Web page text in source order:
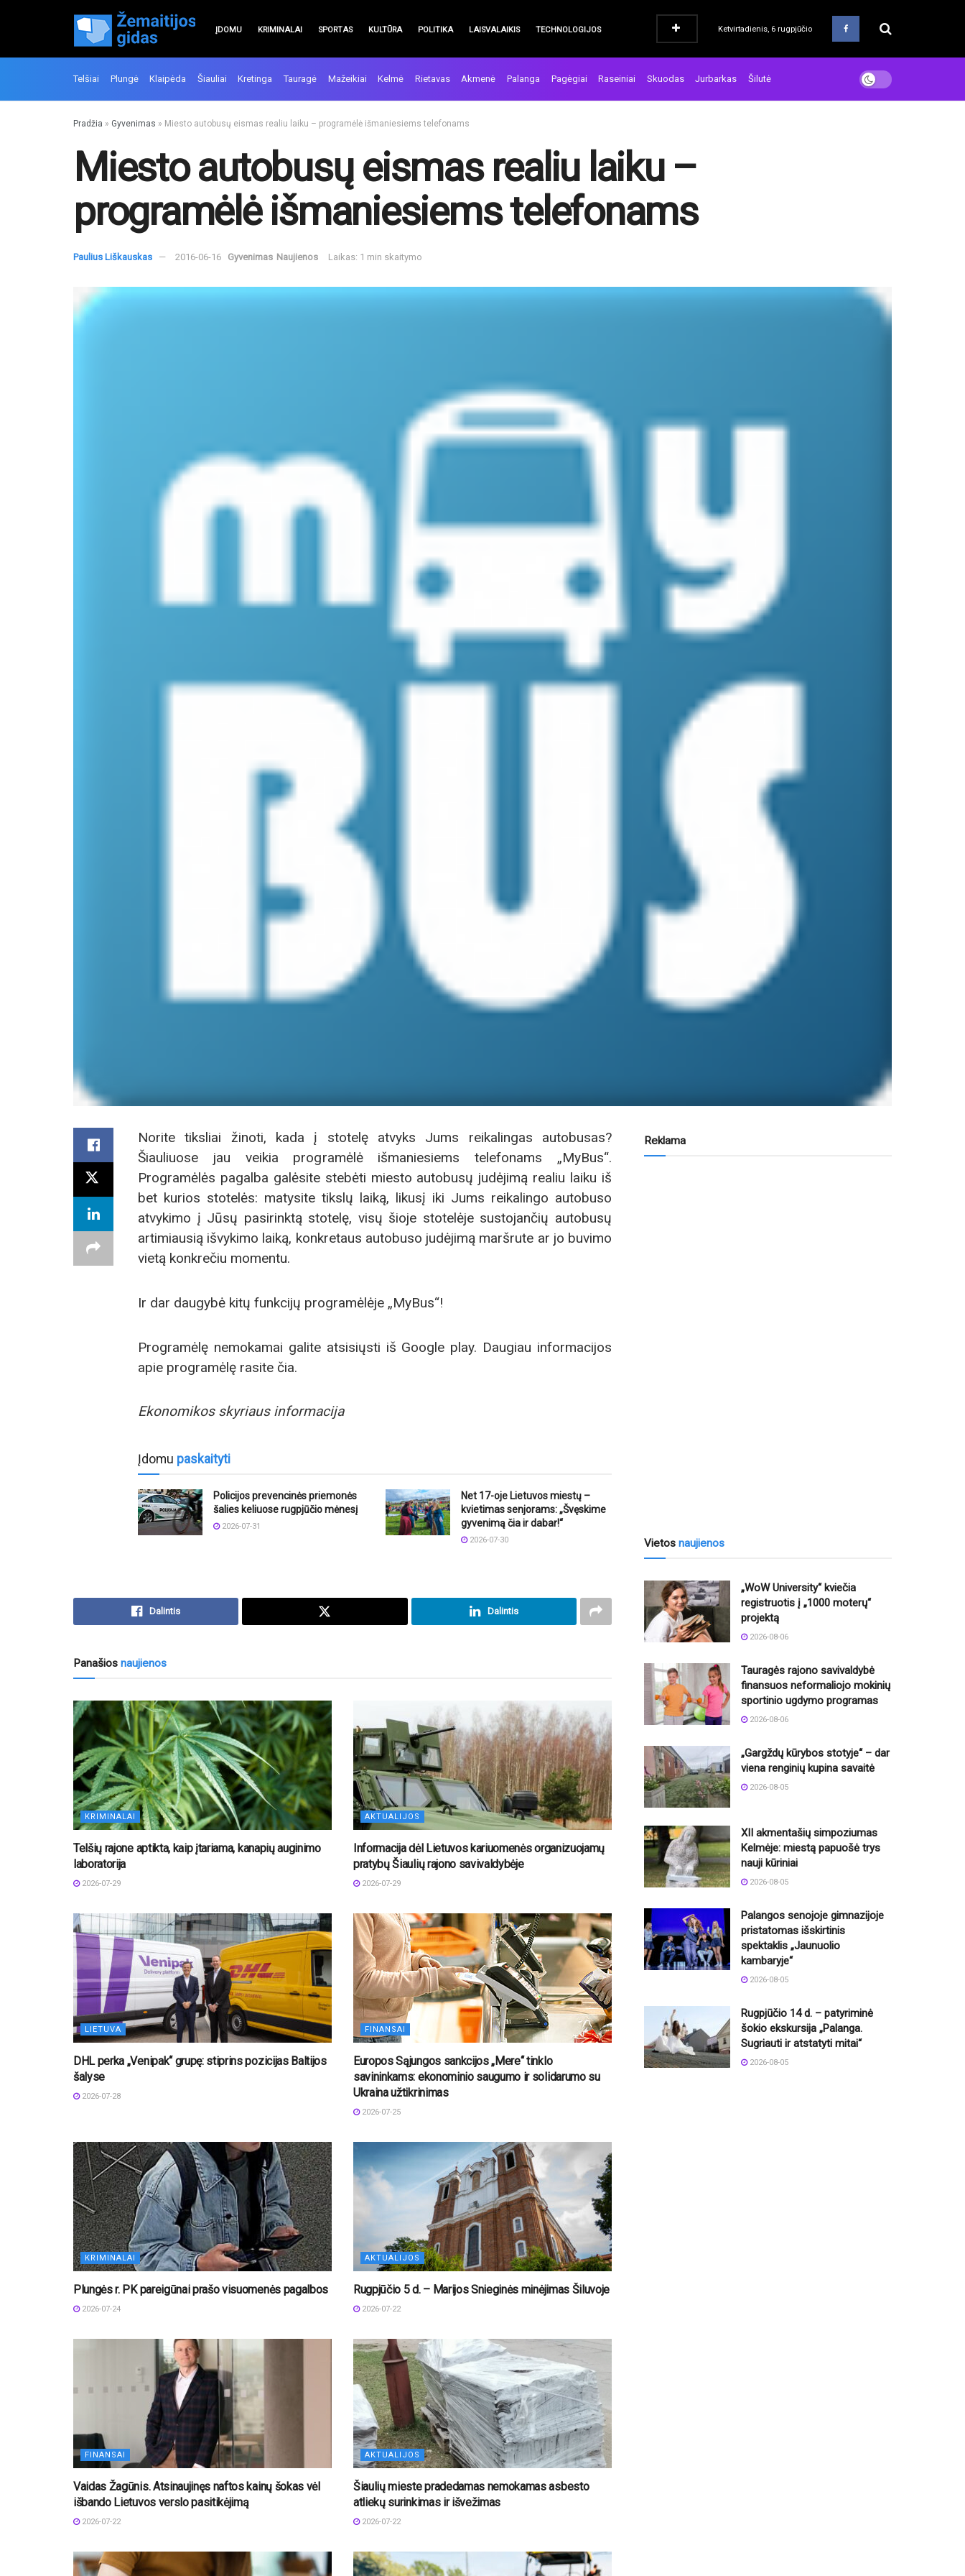
ĮDOMU KRIMINALAI SPORTAS KULTŪRA POLITIKA LAISVALAIKIS TECHNOLOGIJOS Ketvirtadienis, 6 rugpjūčio
Telšiai Plungė Klaipėda Šiauliai Kretinga Tauragė Mažeikiai Kelmė Rietavas Akmenė Palanga Pagėgiai Raseiniai Skuodas Jurbarkas Šilutė
Pradžia » Gyvenimas » Miesto autobusų eismas realiu laiku – programėlė išmaniesiems telefonams
Miesto autobusų eismas realiu laiku –
programėlė išmaniesiems telefonams
Paulius Liškauskas 2016-06-16 Gyvenimas Naujienos Laikas: 1 min skaitymo
Norite tiksliai žinoti, kada į stotelę atvyks Jums reikalingas autobusas?
Šiauliuose jau veikia programėlė išmaniesiems telefonams „MyBus“.
Programėlės pagalba galėsite stebėti miesto autobusų judėjimą realiu laiku iš
bet kurios stotelės: matysite tikslų laiką, likusį iki Jums reikalingo autobuso
atvykimo į Jūsų pasirinktą stotelę, visų šioje stotelėje sustojančių autobusų
artimiausią išvykimo laiką, konkretaus autobuso judėjimą maršrute ar jo buvimo
vietą konkrečiu momentu.
Ir dar daugybė kitų funkcijų programėlėje „MyBus“!
Programėlę nemokamai galite atsisiųsti iš Google play. Daugiau informacijos
apie programėlę rasite čia.
Ekonomikos skyriaus informacija
Įdomu paskaityti
Policijos prevencinės priemonės
šalies keliuose rugpjūčio mėnesį
2026-07-31
Net 17-oje Lietuvos miestų –
kvietimas senjorams: „Švęskime
gyvenimą čia ir dabar!“
2026-07-30
Dalintis Dalintis
Panašios naujienos
KRIMINALAI
Telšių rajone aptikta, kaip įtariama, kanapių auginimo
laboratorija
2026-07-29
AKTUALIJOS
Informacija dėl Lietuvos kariuomenės organizuojamų
pratybų Šiaulių rajono savivaldybėje
2026-07-29
LIETUVA
DHL perka „Venipak“ grupę: stiprins pozicijas Baltijos
šalyse
2026-07-28
FINANSAI
Europos Sąjungos sankcijos „Mere“ tinklo
savininkams: ekonominio saugumo ir solidarumo su
Ukraina užtikrinimas
2026-07-25
KRIMINALAI
Plungės r. PK pareigūnai prašo visuomenės pagalbos
2026-07-24
AKTUALIJOS
Rugpjūčio 5 d. – Marijos Snieginės minėjimas Šiluvoje
2026-07-22
FINANSAI
Vaidas Žagūnis. Atsinaujinęs naftos kainų šokas vėl
išbando Lietuvos verslo pasitikėjimą
2026-07-22
AKTUALIJOS
Šiaulių mieste pradedamas nemokamas asbesto
atliekų surinkimas ir išvežimas
2026-07-22
Reklama
Vietos naujienos
„WoW University“ kviečia
registruotis į „1000 moterų“
projektą
2026-08-06
Tauragės rajono savivaldybė
finansuos neformaliojo mokinių
sportinio ugdymo programas
2026-08-06
„Gargždų kūrybos stotyje“ – dar
viena renginių kupina savaitė
2026-08-05
XII akmentašių simpoziumas
Kelmėje: miestą papuošė trys
nauji kūriniai
2026-08-05
Palangos senojoje gimnazijoje
pristatomas išskirtinis
spektaklis „Jaunuolio
kambaryje“
2026-08-05
Rugpjūčio 14 d. – patyriminė
šokio ekskursija „Palanga.
Sugriauti ir atstatyti mitai“
2026-08-05